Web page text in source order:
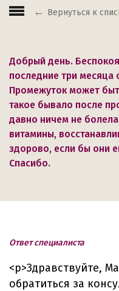
Вернуться к
Добрый день.
последние три месяца
Промежуток может
такое бывало после
давно ничем не
витамины,
здорово, если бы они
Спасибо.
Ответ специалиста
<p>Здравствуйте,
обратиться за